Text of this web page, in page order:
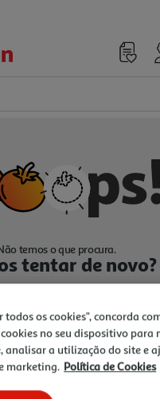
temos o que procura.
tentar de novo?
todos os cookies", concorda
no seu dispositivo para
analisar a utilização do site e
marketing. Política de Cookies